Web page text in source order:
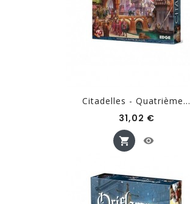
Citadelles - Quatrième...
31,02 €Prix